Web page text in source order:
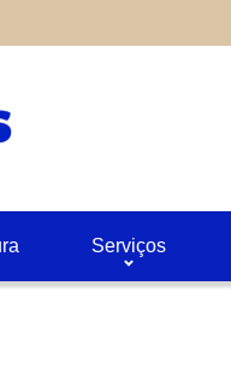
Serviços
associados ao site